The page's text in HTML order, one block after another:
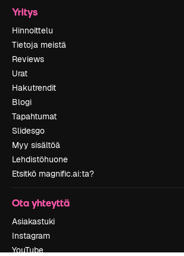
Yritys
Hinnoittelu
Tietoja meistä
Reviews
Urat
Hakutrendit
Blogi
Tapahtumat
Slidesgo
Myy sisältöä
Lehdistöhuone
Etsitkö magnific.ai:ta?
Ota yhteyttä
Asiakastuki
Instagram
YouTube